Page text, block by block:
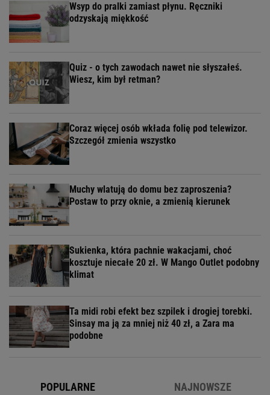
Wsyp do pralki zamiast płynu. Ręczniki
odzyskają miękkość
Quiz - o tych zawodach nawet nie słyszałeś.
Wiesz, kim był retman?
Coraz więcej osób wkłada folię pod telewizor.
Szczegół zmienia wszystko
Muchy wlatują do domu bez zaproszenia?
Postaw to przy oknie, a zmienią kierunek
Sukienka, która pachnie wakacjami, choć
kosztuje niecałe 20 zł. W Mango Outlet podobny
klimat
Ta midi robi efekt bez szpilek i drogiej torebki.
Sinsay ma ją za mniej niż 40 zł, a Zara ma
podobne
POPULARNE NAJNOWSZE